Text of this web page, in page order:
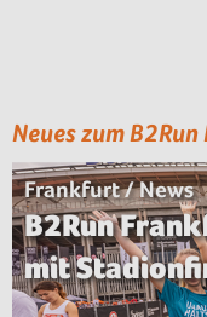
Neues zum
Frankfurt / News
B2Run
mit